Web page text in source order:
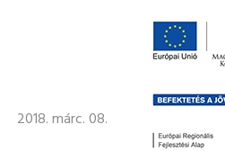
2018. márc. 08.